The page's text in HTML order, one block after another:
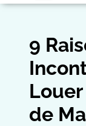
9
de